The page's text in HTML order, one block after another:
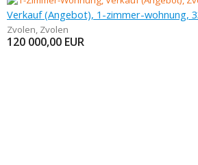
Verkauf (Angebot), 1-zimmer-wohnung,
Zvolen, Zvolen
120 000,00 EUR